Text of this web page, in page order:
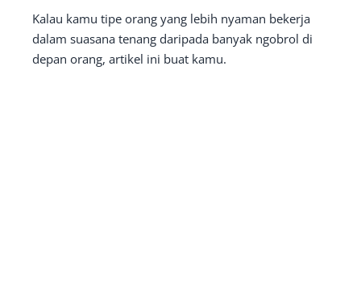
Kalau kamu tipe orang yang lebih nyaman bekerja
dalam suasana tenang daripada banyak ngobrol di
depan orang, artikel ini buat kamu.